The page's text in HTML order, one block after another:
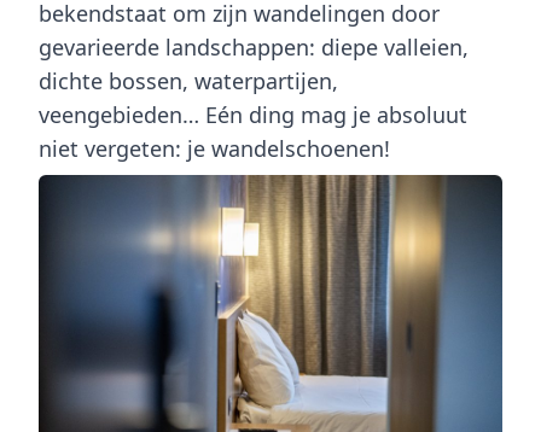
bekendstaat om zijn wandelingen door
gevarieerde landschappen: diepe valleien,
dichte bossen, waterpartijen,
veengebieden… Eén ding mag je absoluut
niet vergeten: je wandelschoenen!